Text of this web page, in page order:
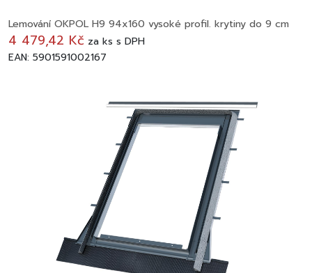
Lemování OKPOL H9 94x160 vysoké profil. krytiny do 9 cm
4 479,42 Kč za ks s DPH
EAN: 5901591002167